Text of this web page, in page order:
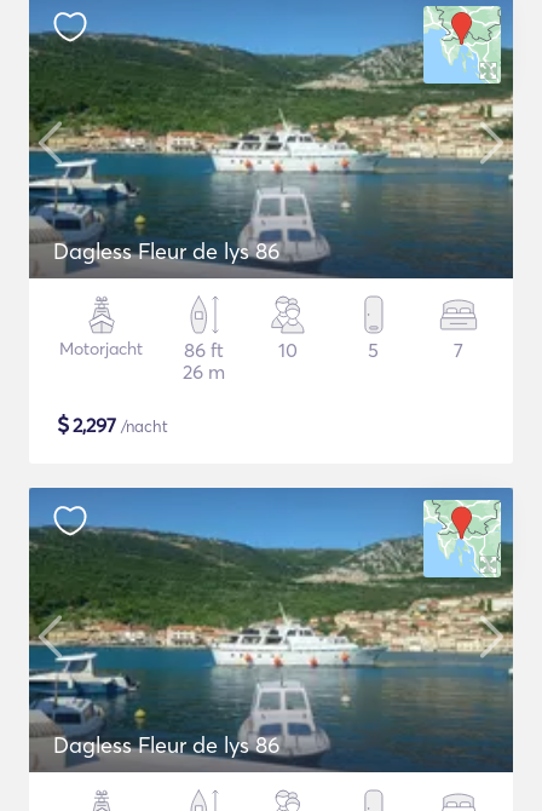
Dagless Fleur de lys 86
Motorjacht
86 ft
26 m
10 5 7
$2,297 /nacht
Dagless Fleur de lys 86